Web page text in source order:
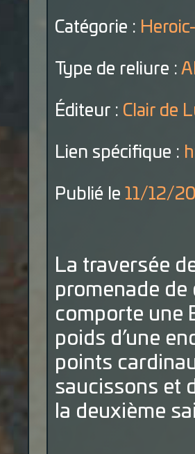
Catégorie :
Type de reliure :
Éditeur : Clair de
Lien spécifique :
Publié le 11/12/
La traversée
promenade
comporte une
poids d’une
points
saucissons et
la deuxième